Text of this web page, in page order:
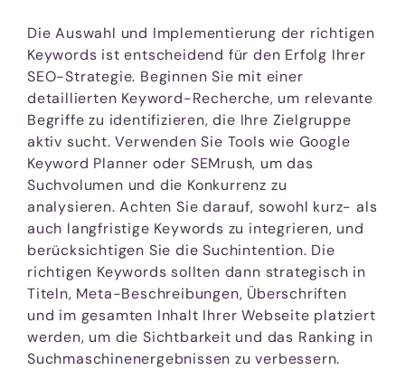
Die Auswahl und Implementierung der richtigen
Keywords ist entscheidend für den Erfolg Ihrer
SEO-Strategie. Beginnen Sie mit einer
detaillierten Keyword-Recherche, um relevante
Begriffe zu identifizieren, die Ihre Zielgruppe
aktiv sucht. Verwenden Sie Tools wie Google
Keyword Planner oder SEMrush, um das
Suchvolumen und die Konkurrenz zu
analysieren. Achten Sie darauf, sowohl kurz- als
auch langfristige Keywords zu integrieren, und
berücksichtigen Sie die Suchintention. Die
richtigen Keywords sollten dann strategisch in
Titeln, Meta-Beschreibungen, Überschriften
und im gesamten Inhalt Ihrer Webseite platziert
werden, um die Sichtbarkeit und das Ranking in
Suchmaschinenergebnissen zu verbessern.